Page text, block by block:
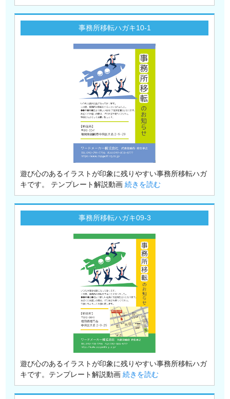
事務所移転ハガキ10-1
遊び心のあるイラストが印象に残りやすい事務所移転ハガ
キです。 テンプレート解説動画続きを読む
事務所移転ハガキ09-3
遊び心のあるイラストが印象に残りやすい事務所移転ハガ
キです。テンプレート解説動画続きを読む